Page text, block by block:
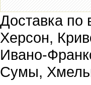
Доставка по
Херсон,
Ивано-
Сумы,